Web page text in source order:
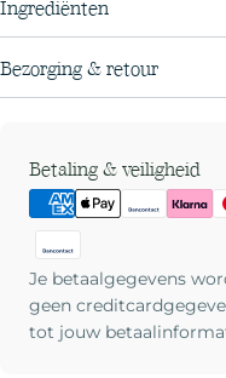
Ingrediënten
Bezorging & retour
Betaling & veiligheid
Betaalmethoden
Je betaalgegevens
geen
tot jouw